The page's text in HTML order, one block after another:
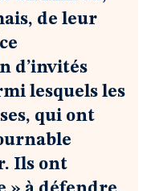
de leur
d’invités
lesquels les
qui ont
Ils ont